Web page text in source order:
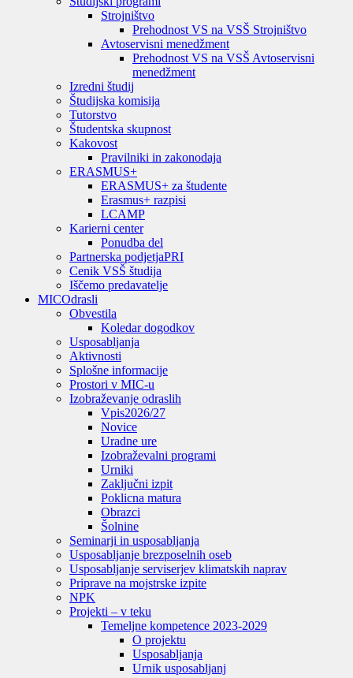
Strojništvo
Prehodnost VS na VSŠ Strojništvo
Avtoservisni menedžment
Prehodnost VS na VSŠ Avtoservisni
menedžment
Izredni študij
Študijska komisija
Tutorstvo
Študentska skupnost
Kakovost
Pravilniki in zakonodaja
ERASMUS+
ERASMUS+ za študente
Erasmus+ razpisi
LCAMP
Karierni center
Ponudba del
Partnerska podjetjaPRI
Cenik VSŠ študija
Iščemo predavatelje
MICOdrasli
Obvestila
Koledar dogodkov
Usposabljanja
Aktivnosti
Splošne informacije
Prostori v MIC-u
Izobraževanje odraslih
Vpis2026/27
Novice
Uradne ure
Izobraževalni programi
Urniki
Zaključni izpit
Poklicna matura
Obrazci
Šolnine
Seminarji in usposabljanja
Usposabljanje brezposelnih oseb
Usposabljanje serviserjev klimatskih naprav
Priprave na mojstrske izpite
NPK
Projekti – v teku
Temeljne kompetence 2023-2029
O projektu
Usposabljanja
Urnik usposabljanj